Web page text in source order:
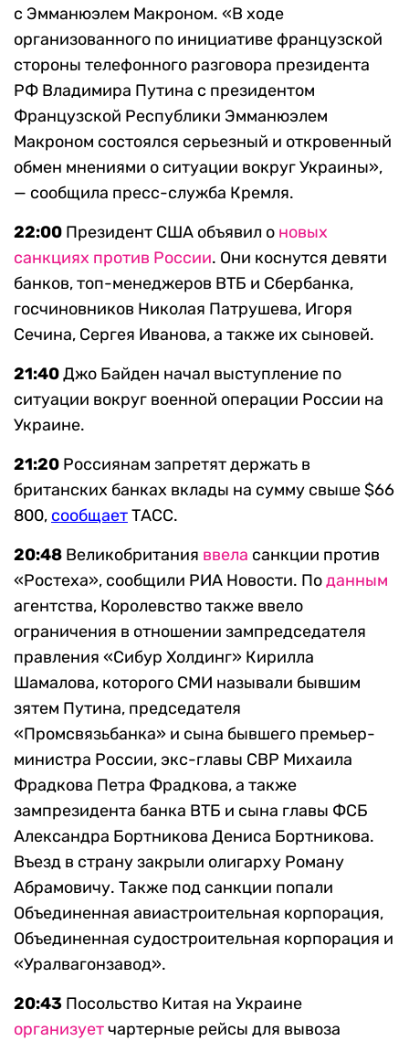
с Эмманюэлем Макроном. «В ходе
организованного по инициативе французской
стороны телефонного разговора президента
РФ Владимира Путина с президентом
Французской Республики Эмманюэлем
Макроном состоялся серьезный и откровенный
обмен мнениями о ситуации вокруг Украины»,
— сообщила пресс-служба Кремля.
22:00 Президент США объявил о новых
санкциях против России. Они коснутся девяти
банков, топ-менеджеров ВТБ и Сбербанка,
госчиновников Николая Патрушева, Игоря
Сечина, Сергея Иванова, а также их сыновей.
21:40Джо Байден начал выступление по
ситуации вокруг военной операции России на
Украине.
21:20 Россиянам запретят держать в
британских банках вклады на сумму свыше $66
800, сообщаетТАСС.
20:48 Великобритания ввела санкции против
«Ростеха», сообщили РИА Новости. Поданным
агентства, Королевство также ввело
ограничения в отношении зампредседателя
правления «Сибур Холдинг» Кирилла
Шамалова, которого СМИ называли бывшим
зятем Путина, председателя
«Промсвязьбанка» и сына бывшего премьер-
министра России, экс-главы СВР Михаила
Фрадкова Петра Фрадкова, а также
зампрезидента банка ВТБ и сына главы ФСБ
Александра Бортникова Дениса Бортникова.
Въезд в страну закрыли олигарху Роману
Абрамовичу. Также под санкции попали
Объединенная авиастроительная корпорация,
Объединенная судостроительная корпорация и
«Уралвагонзавод».
20:43 Посольство Китая на Украине
организуетчартерные рейсы для вывоза